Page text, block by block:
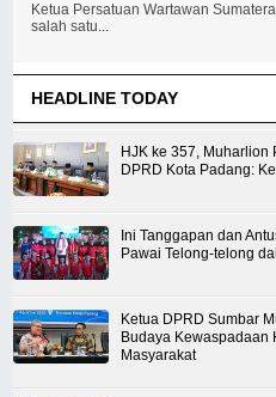
Ketua Persatuan Wartawan
salah satu...
HEADLINE TODAY
HJK ke 357, Muharlion
DPRD Kota Padang:
Ini Tanggapan dan
Pawai Telong-telong
Ketua DPRD Sumbar
Budaya Kewaspadaan
Masyarakat